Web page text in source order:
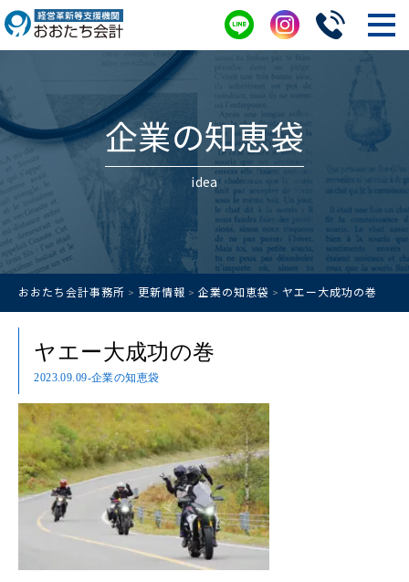
企業の知恵袋
idea
おおたち会計事務所 > 更新情報 > 企業の知恵袋 > ヤエー大成功の巻
ヤエー大成功の巻
2023.09.09-企業の知恵袋